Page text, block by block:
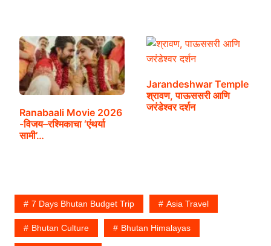
Ranabaali Movie 2026
-विजय–रश्मिकाचा ‘एंथर्या
सामी’…
Jarandeshwar Temple
श्रावण, पाऊससरी आणि
जरंडेश्वर दर्शन
7 Days Bhutan Budget Trip Asia Travel
Bhutan Culture Bhutan Himalayas